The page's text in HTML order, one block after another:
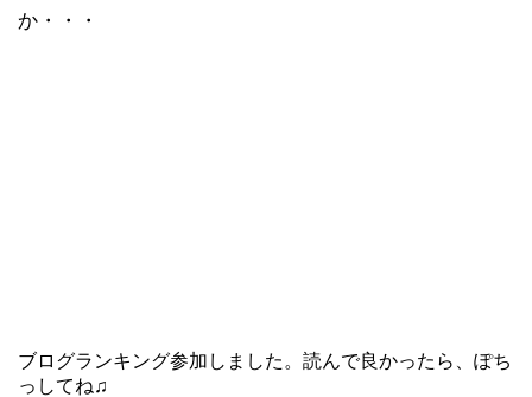
か・・・
ブログランキング参加しました。読んで良かったら、ぽち
っしてね♫